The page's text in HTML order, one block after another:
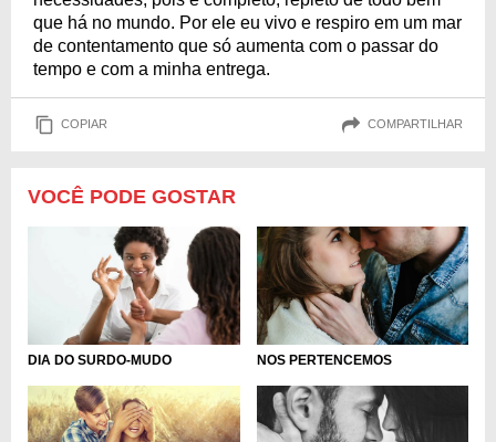
que há no mundo. Por ele eu vivo e respiro em um mar
de contentamento que só aumenta com o passar do
tempo e com a minha entrega.
COPIAR COMPARTILHAR
VOCÊ PODE GOSTAR
DIA DO SURDO-MUDO NOS PERTENCEMOS